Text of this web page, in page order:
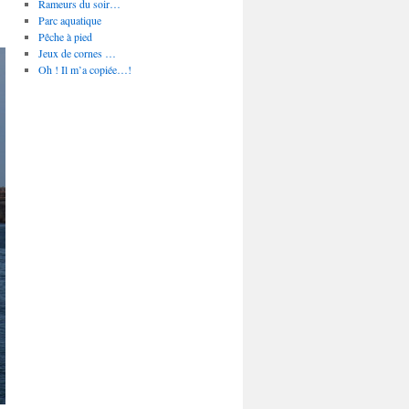
Rameurs du soir…
Parc aquatique
Pêche à pied
Jeux de cornes …
Oh ! Il m’a copiée…!